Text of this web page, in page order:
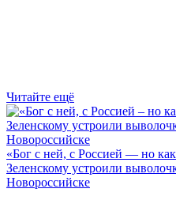
Читайте ещё
«Бог с ней, с Россией — но
Зеленскому устроили
Новороссийске